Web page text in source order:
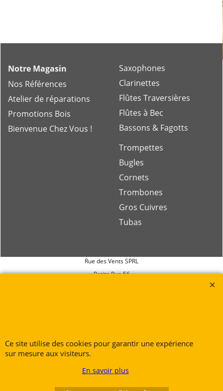
Notre Magasin
Nos Références
Atelier de réparations
Promotions Bois
Bienvenue Chez Vous !
Saxophones
Clarinettes
Flûtes Traversières
Flûtes à Bec
Bassons & Fagotts
Trompettes
Bugles
Cornets
Trombones
Gros Cuivres
Tubas
Rue des Vents SPRL
Petite Rue 56
Boutique en ligne créés
Ce site utilise des cookies pour garantir une expérience
sur mesure aux visiteurs.
En savoir plus